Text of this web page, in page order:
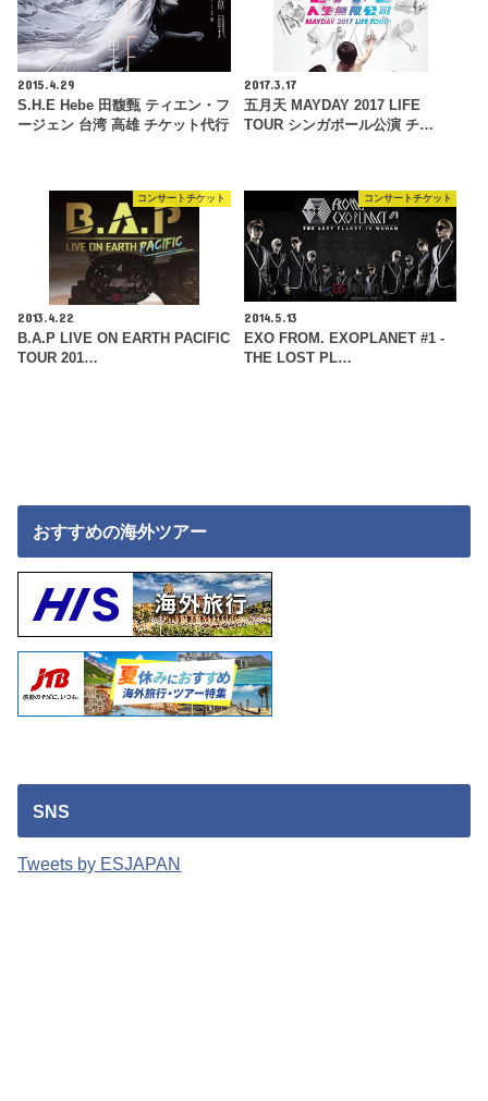
2015.4.29
S.H.E Hebe 田馥甄 ティエン・フ
ージェン 台湾 高雄 チケット代行
2017.3.17
五月天 MAYDAY 2017 LIFE
TOUR シンガポール公演 チ…
コンサートチケット
2013.4.22
B.A.P LIVE ON EARTH PACIFIC
TOUR 201…
コンサートチケット
2014.5.13
EXO FROM. EXOPLANET #1 -
THE LOST PL…
おすすめの海外ツアー
SNS
Tweets by ESJAPAN